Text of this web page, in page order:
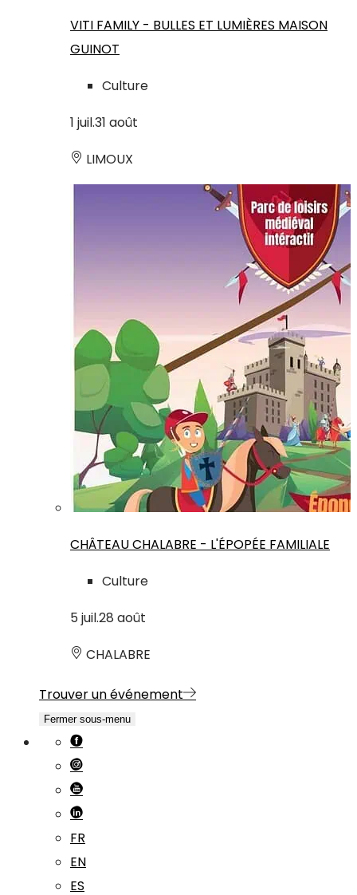
VITI FAMILY - BULLES ET LUMIÈRES MAISON
GUINOT
Culture
1 juil.31 août
LIMOUX
CHÂTEAU CHALABRE - L'ÉPOPÉE FAMILIALE
Culture
5 juil.28 août
CHALABRE
Trouver un événement
Fermer sous-menu
FR
EN
ES